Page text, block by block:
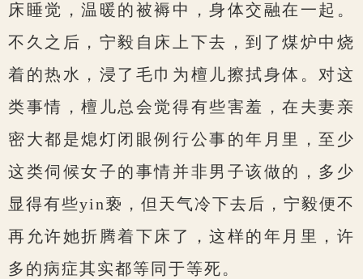
床睡觉，温暖的被褥中，身体交融在一起。
不久之后，宁毅自床上下去，到了煤炉中烧
着的热水，浸了毛巾为檀儿擦拭身体。对这
类事情，檀儿总会觉得有些害羞，在夫妻亲
密大都是熄灯闭眼例行公事的年月里，至少
这类伺候女子的事情并非男子该做的，多少
显得有些yin亵，但天气冷下去后，宁毅便不
再允许她折腾着下床了，这样的年月里，许
多的病症其实都等同于等死。